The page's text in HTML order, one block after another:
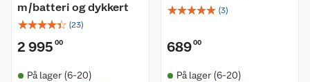
m/batteri og dykkert
☆☆☆☆☆ (23)
2 995 00
På lager (6-20)
☆☆☆☆☆ (3)
68900
På lager (6-20)